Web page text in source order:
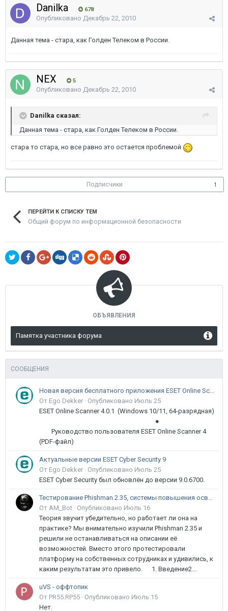
Danilka 678
Опубликовано Декабрь 22, 2010
Данная тема - стара, как Голден Телеком в России.
NEX 5
Опубликовано Декабрь 22, 2010
Danilka сказал:
Данная тема - стара, как Голден Телеком в России.
стара то стара, но все равно это остается проблемой
Подписчики 1
ПЕРЕЙТИ К СПИСКУ ТЕМ
Общий форум по информационной безопасности
ОБЪЯВЛЕНИЯ
Памятка участника форума
СООБЩЕНИЯ
Новая версия бесплатного приложения ESET Online Scanner доступна пользователям
От Ego Dekker · Опубликовано Июль 25
ESET Online Scanner 4.0.1 (Windows 10/11, 64-разрядная)
●
Руководство пользователя ESET Online Scanner 4
(PDF-файл)
Актуальные версии ESET Cyber Security 9
От Ego Dekker · Опубликовано Июль 25
ESET Cyber Security был обновлён до версии 9.0.6700.
Тестирование Phishman 2.35, системы повышения осведомлённости пользователей в сфере ИБ
От AM_Bot · Опубликовано Июль 16
Теория звучит убедительно, но работает ли она на
практике? Мы внимательно изучили Phishman 2.35 и
решили не останавливаться на описании её
возможностей. Вместо этого протестировали
платформу на собственных сотрудниках и удивились, к
каким результатам это привело. 1. Введение2...
uVS - оффтопик
От PR55.RP55 · Опубликовано Июль 15
Нет.